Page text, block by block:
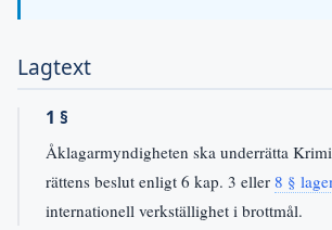
Lagtext
1 §
Åklagarmyndigheten ska underrätta
rättens beslut enligt 6 kap. 3 eller 8 §
internationell verkställighet i brottmål.